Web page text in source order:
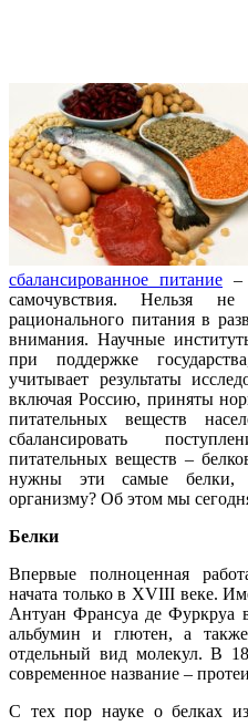
сбалансированное питание –
самочувствия. Нельзя
рационального питания в
внимания. Научные
при поддержке
учитывает результаты
включая Россию, приняты
питательных веществ
сбалансировать
питательных веществ –
нужны эти самые
организму? Об этом мы
Белки
Впервые полноценная
начата только в XVIII веке.
Антуан Франсуа де Фуркруа
альбумин и глютен, а
отдельный вид молекул. В
современное название –
С тех пор науке о белках